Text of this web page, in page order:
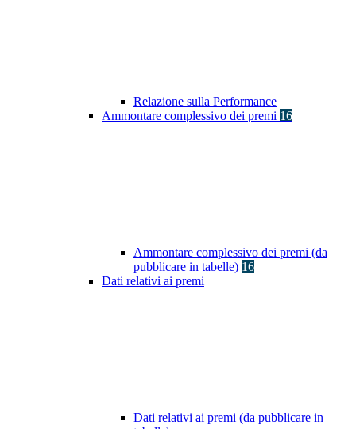
Relazione sulla Performance
Ammontare complessivo dei premi 16
Ammontare complessivo dei premi (da
pubblicare in tabelle) 16
Dati relativi ai premi
Dati relativi ai premi (da pubblicare in